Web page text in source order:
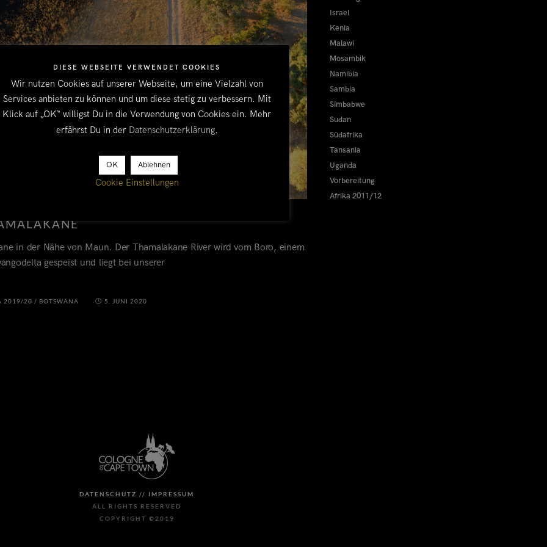
in der Nähe von Maun. Der Thamalakane River wird vom Boro, einem
gespeist und liegt bei unserer
2019/20 / BOTSWANA 5. JUNI 2020
Israel
Kenia
Malawi
Mosambik
Namibia
Sambia
Simbabwe
Sudan
Südafrika
Tansania
Uganda
Vorbereitung
Afrika 2011/12
DATENSCHUTZ // IMPRESSUM
ALL RIGHTS RESERVED
COPYRIGHT ©2019
DIESE WEBSEITE VERWENDET COOKIES
Wir nutzen Cookies auf unserer Webseite, um eine Vielzahl von
Services anbieten zu können und um diese stetig zu verbessern. Mit
Klick auf „OK“ willigst Du in die Verwendung von Cookies ein. Mehr
erfährst Du in der Datenschutzerklärung.
OK Ablehnen
Cookie Einstellungen